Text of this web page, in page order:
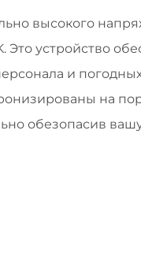
высокого
Это устройство
и
на
обезопасив